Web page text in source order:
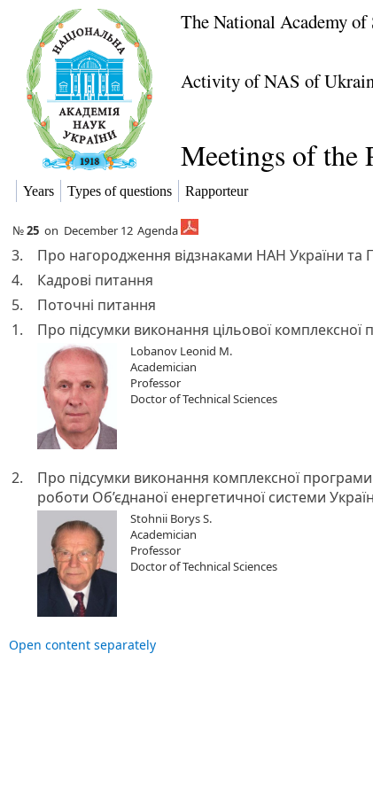
The National Academy
Activity of NAS of
Meetings of the
Years Types of questions Rapporteur
№25 on December 12 Agenda
3. Про нагородження відзнаками НАН України та
4.
Кадрові питання
5.
Поточні питання
1.
Про підсумки виконання цільової комплексної
Lobanov Leonid M.
Academician
Professor
Doctor of Technical Sciences
2.
Про підсумки виконання комплексної
роботи Об’єднаної енергетичної системи
Stohnii Borys S.
Academician
Professor
Doctor of Technical Sciences
Open content separately